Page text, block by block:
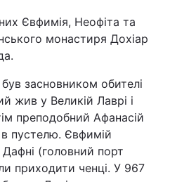
Війна
Політика
Світ
Євфимія, Неофіта та
монастиря Дохіар
засновником обителі
жив у Великій Лаврі і
преподобний Афанасій
пустелю. Євфимій
(головний порт
приходити ченці. У 967